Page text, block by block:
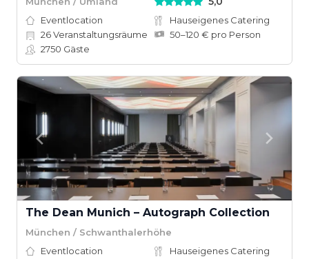
Eventlocation
Hauseigenes Catering
26Veranstaltungsräume
50–120 € pro Person
2750 Gäste
The Dean Munich – Autograph Collection
München / Schwanthalerhöhe
Eventlocation
Hauseigenes Catering